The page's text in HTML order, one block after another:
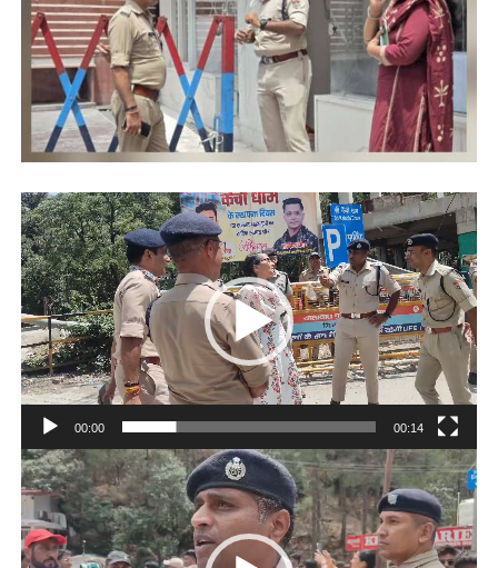
Video
Player
00:00 00:14
Video
Player